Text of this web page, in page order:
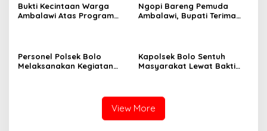
Bukti Kecintaan Warga
Ambalawi Atas Program
Ngopi Bareng Pemuda
Ambalawi, Bupati Terima
Personel Polsek Bolo
Melaksanakan Kegiatan
Kapolsek Bolo Sentuh
Masyarakat Lewat Bakti
View More